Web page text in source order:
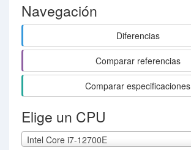
Navegación
Diferencias
Comparar referencias
Comparar especificaciones
Elige un CPU
Intel Core i7-12700E